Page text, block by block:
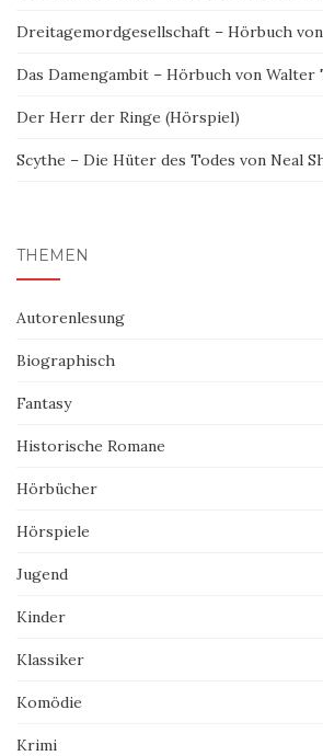
Dreitagemordgesellschaft – Hörbuch
Das Damengambit – Hörbuch von Walter
Der Herr der Ringe (Hörspiel)
Scythe – Die Hüter des Todes von Neal
THEMEN
Autorenlesung
Biographisch
Fantasy
Historische Romane
Hörbücher
Hörspiele
Jugend
Kinder
Klassiker
Komödie
Krimi